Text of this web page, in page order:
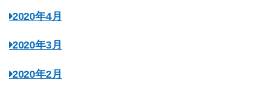
2020年4月
2020年3月
2020年2月